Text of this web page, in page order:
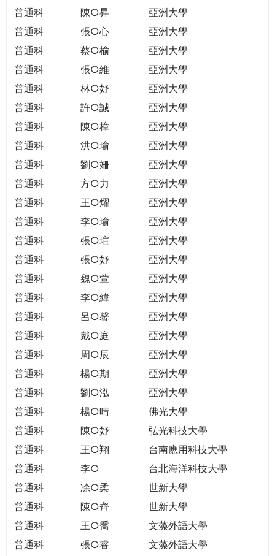
普通科
陳○昇
亞洲大學
普通科
張○心
亞洲大學
普通科
蔡○榆
亞洲大學
普通科
張○維
亞洲大學
普通科
林○妤
亞洲大學
普通科
許○誠
亞洲大學
普通科
陳○樟
亞洲大學
普通科
洪○瑜
亞洲大學
普通科
劉○姍
亞洲大學
普通科
方○力
亞洲大學
普通科
王○燿
亞洲大學
普通科
李○瑜
亞洲大學
普通科
張○瑄
亞洲大學
普通科
張○妤
亞洲大學
普通科
魏○萱
亞洲大學
普通科
李○緯
亞洲大學
普通科
呂○馨
亞洲大學
普通科
戴○庭
亞洲大學
普通科
周○辰
亞洲大學
普通科
楊○期
亞洲大學
普通科
劉○泓
亞洲大學
普通科
楊○晴
佛光大學
普通科
陳○妤
弘光科技大學
普通科
王○翔
台南應用科技大學
普通科
李○
台北海洋科技大學
普通科
凃○柔
世新大學
普通科
陳○齊
世新大學
普通科
王○喬
文藻外語大學
普通科
張○睿
文藻外語大學